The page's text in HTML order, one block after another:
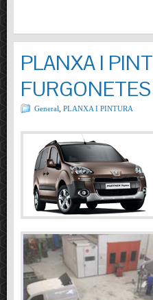
PLANXA I
FURGONETES
General PLANXA I PINTURA